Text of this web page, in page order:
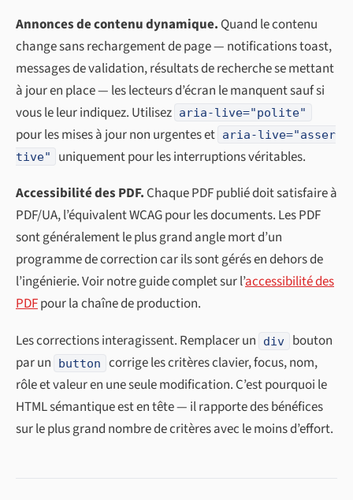
Annonces de contenu dynamique. Quand le contenu
change sans rechargement de page — notifications toast,
messages de validation, résultats de recherche se mettant
à jour en place — les lecteurs d’écran le manquent sauf si
vous le leur indiquez. Utilisez aria-live="polite"
pour les mises à jour non urgentes et aria-live="asser
tive"
uniquement pour les interruptions véritables.
Accessibilité des PDF. Chaque PDF publié doit satisfaire à
PDF/UA, l’équivalent WCAG pour les documents. Les PDF
sont généralement le plus grand angle mort d’un
programme de correction car ils sont gérés en dehors de
l’ingénierie. Voir notre guide complet sur l’accessibilité des
PDFpour la chaîne de production.
Les corrections interagissent. Remplacer un
div
bouton
par un
button
corrige les critères clavier, focus, nom,
rôle et valeur en une seule modification. C’est pourquoi le
HTML sémantique est en tête — il rapporte des bénéfices
sur le plus grand nombre de critères avec le moins d’effort.